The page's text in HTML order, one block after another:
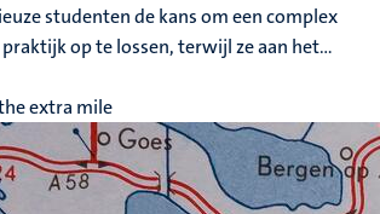
studenten de kans om een complex
op te lossen, terwijl ze aan het...
extra mile